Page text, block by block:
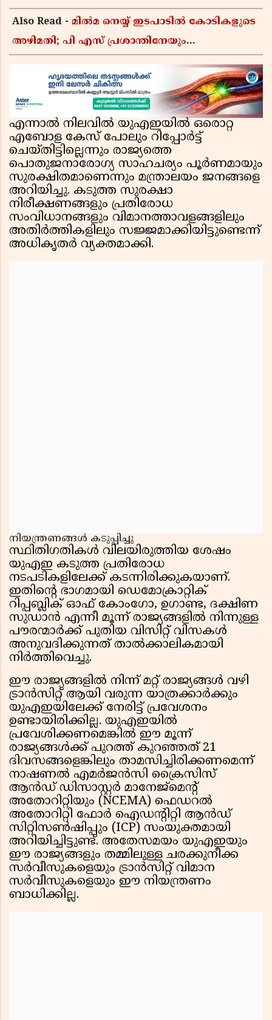
Also Read - മിൽമ നെയ്യ് ഇടപാടിൽ കോടികളുടെ
അഴിമതി; പി എസ് പ്രശാന്തിനേയും
അന്വേഷണത്തിന് അഞ്ചംഗ വിജിലൻസ് സംഘം
എന്നാൽ നിലവിൽ യുഎഇയിൽ ഒരൊറ്റ
എബോള കേസ് പോലും റിപ്പോർട്ട്
ചെയ്തിട്ടില്ലെന്നും രാജ്യത്തെ
പൊതുജനാരോഗ്യ സാഹചര്യം പൂർണമായും
സുരക്ഷിതമാണെന്നും മന്ത്രാലയം ജനങ്ങളെ
അറിയിച്ചു. കടുത്ത സുരക്ഷാ
നിരീക്ഷണങ്ങളും പ്രതിരോധ
സംവിധാനങ്ങളും വിമാനത്താവളങ്ങളിലും
അതിർത്തികളിലും സജ്ജമാക്കിയിട്ടുണ്ടെന്ന്
അധികൃതർ വ്യക്തമാക്കി.
നിയന്ത്രണങ്ങൾ കടുപ്പിച്ചു
സ്ഥിതിഗതികൾ വിലയിരുത്തിയ ശേഷം
യുഎഇ കടുത്ത പ്രതിരോധ
നടപടികളിലേക്ക് കടന്നിരിക്കുകയാണ്.
ഇതിന്റെ ഭാഗമായി ഡെമോക്രാറ്റിക്
റിപ്പബ്ലിക് ഓഫ് കോംഗോ, ഉഗാണ്ട, ദക്ഷിണ
സുഡാൻ എന്നീ മൂന്ന് രാജ്യങ്ങളിൽ നിന്നുള്ള
പൗരന്മാർക്ക് പുതിയ വിസിറ്റ് വിസകൾ
അനുവദിക്കുന്നത് താൽക്കാലികമായി
നിർത്തിവെച്ചു.
ഈ രാജ്യങ്ങളിൽ നിന്ന് മറ്റ് രാജ്യങ്ങൾ വഴി
ട്രാൻസിറ്റ് ആയി വരുന്ന യാത്രക്കാർക്കും
യുഎഇയിലേക്ക് നേരിട്ട് പ്രവേശനം
ഉണ്ടായിരിക്കില്ല. യുഎഇയിൽ
പ്രവേശിക്കണമെങ്കിൽ ഈ മൂന്ന്
രാജ്യങ്ങൾക്ക് പുറത്ത് കുറഞ്ഞത് 21
ദിവസങ്ങളെങ്കിലും താമസിച്ചിരിക്കണമെന്ന്
നാഷണൽ എമർജൻസി ക്രൈസിസ്
ആൻഡ് ഡിസാസ്റ്റർ മാനേജ്‌മെന്റ്
അതോറിറ്റിയും (NCEMA) ഫെഡറൽ
അതോറിറ്റി ഫോർ ഐഡന്റിറ്റി ആൻഡ്
സിറ്റിസൺഷിപ്പും (ICP) സംയുക്തമായി
അറിയിച്ചിട്ടുണ്ട്. അതേസമയം യുഎഇയും
ഈ രാജ്യങ്ങളും തമ്മിലുള്ള ചരക്കുനീക്ക
സർവീസുകളെയും ട്രാൻസിറ്റ് വിമാന
സർവീസുകളെയും ഈ നിയന്ത്രണം
ബാധിക്കില്ല.